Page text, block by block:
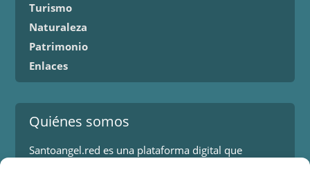
Turismo
Naturaleza
Patrimonio
Enlaces
Quiénes somos
Santoangel.red es una plataforma digital que